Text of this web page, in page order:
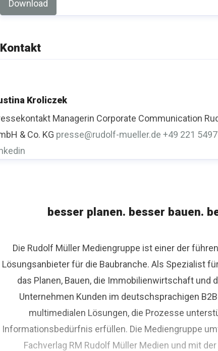
Download
Kontakt
Kroliczek
Managerin Corporate Communication
& Co. KG presse@rudolf-mueller.de +49 221
besser planen. besser bauen.
Die Rudolf Müller Mediengruppe ist einer der
Lösungsanbieter für die Baubranche. Als Spezialist
das Planen, Bauen, die Immobilienwirtschaft und
Unternehmen Kunden im deutschsprachigen
multimedialen Lösungen, die Prozesse
Informationsbedürfnis erfüllen. Die Mediengruppe
Fachverlag RM Rudolf Müller Medien und mit